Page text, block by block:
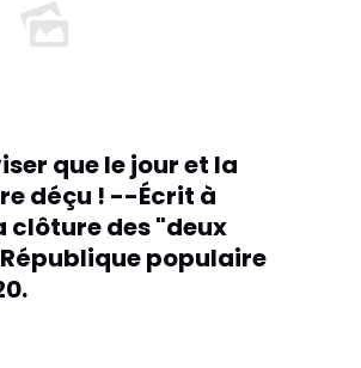
que le jour et la
déçu ! --Écrit à
clôture des "deux
populaire